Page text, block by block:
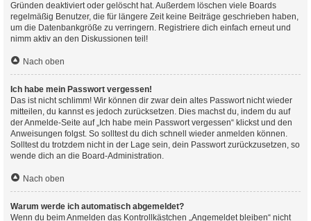
Gründen deaktiviert oder gelöscht hat. Außerdem löschen viele Boards
regelmäßig Benutzer, die für längere Zeit keine Beiträge geschrieben haben,
um die Datenbankgröße zu verringern. Registriere dich einfach erneut und
nimm aktiv an den Diskussionen teil!
Nach oben
Ich habe mein Passwort vergessen!
Das ist nicht schlimm! Wir können dir zwar dein altes Passwort nicht wieder
mitteilen, du kannst es jedoch zurücksetzen. Dies machst du, indem du auf
der Anmelde-Seite auf „Ich habe mein Passwort vergessen“ klickst und den
Anweisungen folgst. So solltest du dich schnell wieder anmelden können.
Solltest du trotzdem nicht in der Lage sein, dein Passwort zurückzusetzen, so
wende dich an die Board-Administration.
Nach oben
Warum werde ich automatisch abgemeldet?
Wenn du beim Anmelden das Kontrollkästchen „Angemeldet bleiben“ nicht